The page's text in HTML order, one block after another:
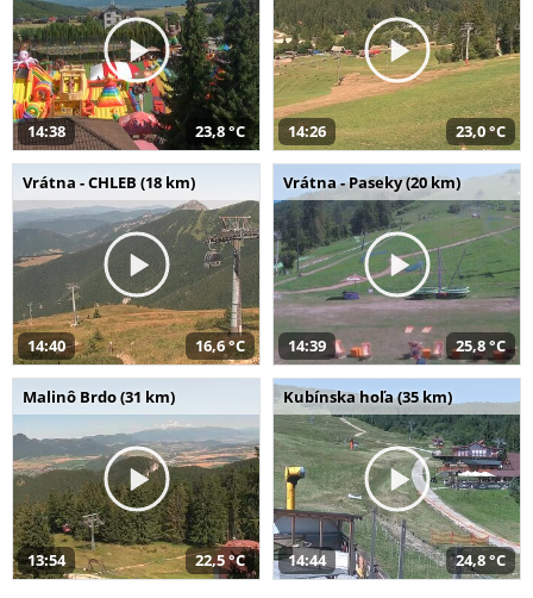
14:38 23,8 °C 14:26 23,0 °C
Vrátna - CHLEB (18 km)
14:40 16,6 °C
Vrátna - Paseky (20 km)
14:39 25,8 °C
Malinô Brdo (31 km)
13:54 22,5 °C
Kubínska hoľa (35 km)
14:44 24,8 °C